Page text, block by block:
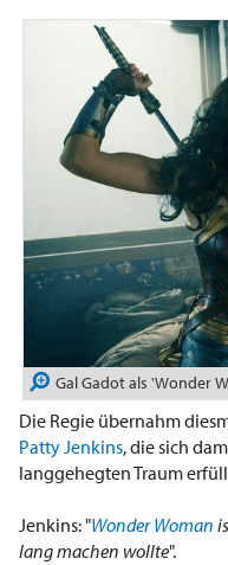
Gal Gadot als 'Wonder
Die Regie übernahm
Patty Jenkins, die sich
langgehegten Traum
Jenkins: "Wonder Woman
lang machen wollte".